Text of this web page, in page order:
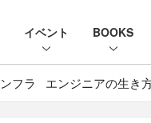
イベント BOOKS
フラ エンジニアの生き